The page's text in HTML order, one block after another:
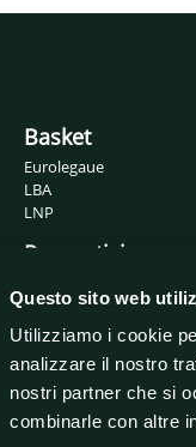
Questo sito web
Utilizziamo i cookie
analizzare il nostro
nostri partner che si
combinarle con altre
Basket
Eurolegaue
LBA
LNP
Pronostici
Gossip